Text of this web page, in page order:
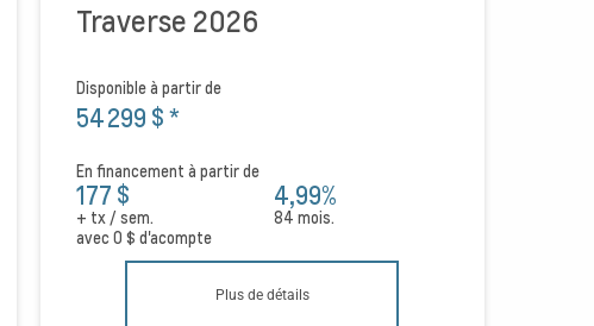
Traverse 2026
Disponible à partir de
54 299 $*
En financement à partir de
177 $
+ tx / sem.
4,99%
84 mois.
avec 0 $ d'acompte
Plus de détails